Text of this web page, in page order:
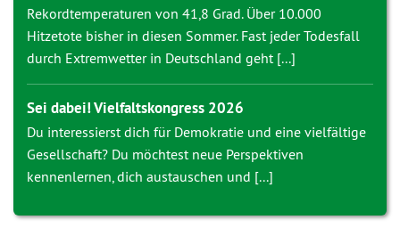
Rekordtemperaturen von 41,8 Grad. Über 10.000
Hitzetote bisher in diesen Sommer. Fast jeder Todesfall
durch Extremwetter in Deutschland geht [...]
Sei dabei! Vielfaltskongress 2026
Du interessierst dich für Demokratie und eine vielfältige
Gesellschaft? Du möchtest neue Perspektiven
kennenlernen, dich austauschen und [...]